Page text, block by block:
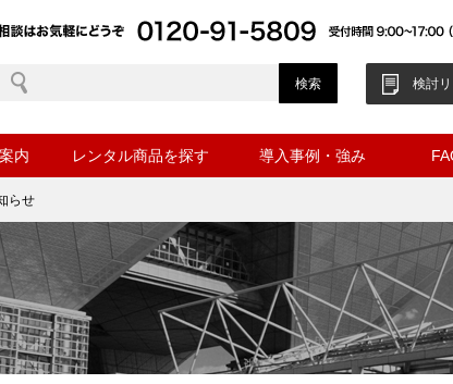
検討
内 レンタル商品を探す 導入事例・強み
らせ